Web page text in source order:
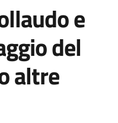
e
del
altre